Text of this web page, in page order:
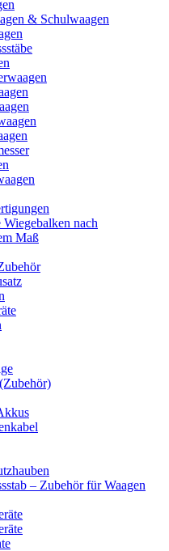
& Schulwaagen
Wiegebalken nach
Maß
– Zubehör für Waagen